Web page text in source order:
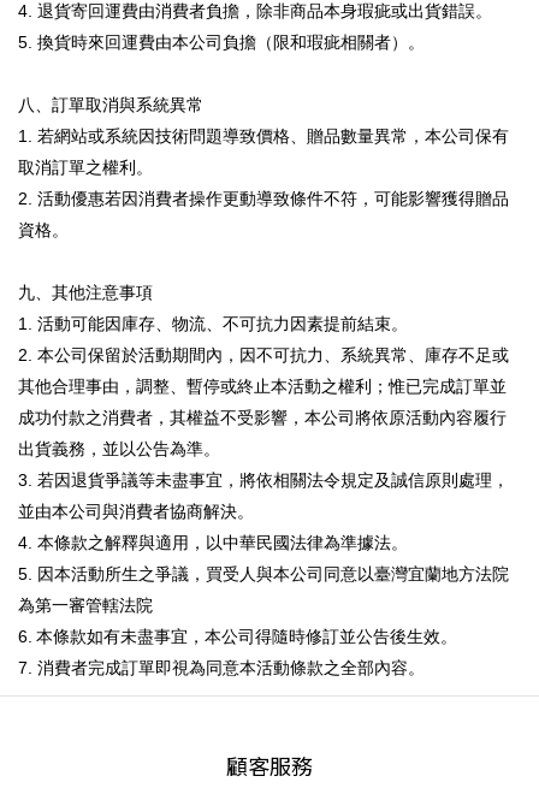
4. 退貨寄回運費由消費者負擔，除非商品本身瑕疵或出貨錯誤。
5. 換貨時來回運費由本公司負擔（限和瑕疵相關者）。
八、訂單取消與系統異常
1. 若網站或系統因技術問題導致價格、贈品數量異常，本公司保有
取消訂單之權利。
2. 活動優惠若因消費者操作更動導致條件不符，可能影響獲得贈品
資格。
九、其他注意事項
1. 活動可能因庫存、物流、不可抗力因素提前結束。
2. 本公司保留於活動期間內，因不可抗力、系統異常、庫存不足或
其他合理事由，調整、暫停或終止本活動之權利；惟已完成訂單並
成功付款之消費者，其權益不受影響，本公司將依原活動內容履行
出貨義務，並以公告為準。
3. 若因退貨爭議等未盡事宜，將依相關法令規定及誠信原則處理，
並由本公司與消費者協商解決。
4. 本條款之解釋與適用，以中華民國法律為準據法。
5. 因本活動所生之爭議，買受人與本公司同意以臺灣宜蘭地方法院
為第一審管轄法院
6. 本條款如有未盡事宜，本公司得隨時修訂並公告後生效。
7. 消費者完成訂單即視為同意本活動條款之全部內容。
顧客服務